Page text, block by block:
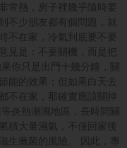
常熱，房子裡幾乎隨時要
不少朋友都有個問題，就
不在家，冷氣到底要不要
見是：不要關機，而是把
你只是出門十幾分鐘，關
能的效果；但如果白天去
不在家，那確實應該關掉
炎熱潮濕地區，長時間關
積大量濕氣，不僅回家後
生黴菌的風險。 因此，專